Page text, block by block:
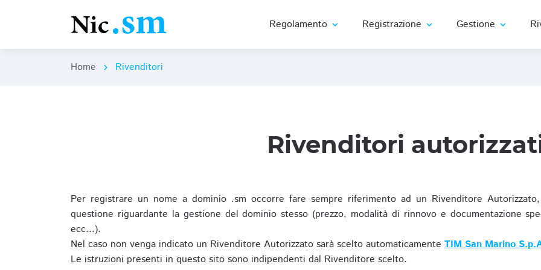
Regolamento expand_more Registrazione expand_more Gestione expand_more
Home chevron_right Rivenditori
Rivenditori
Per registrare un nome a dominio .sm occorre fare sempre riferimento ad un Rivenditore
questione riguardante la gestione del dominio stesso (prezzo, modalità di rinnovo e documentazione
ecc...).
Nel caso non venga indicato un Rivenditore Autorizzato sarà scelto automaticamente TIM San Marino
Le istruzioni presenti in questo sito sono indipendenti dal Rivenditore scelto.